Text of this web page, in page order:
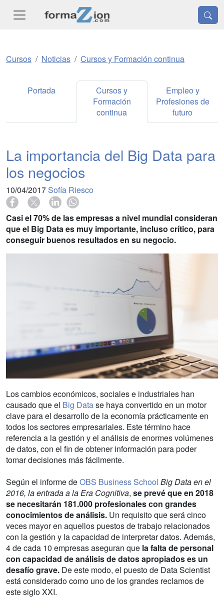
Cursos Noticias Cursos y Formación continua
Portada
Cursos y
Formación
continua
Empleo y
Profesiones de
futuro
La importancia del Big Data para
los negocios
10/04/2017 Sofía Riesco
Casi el 70% de las empresas a nivel mundial consideran
que el Big Data es muy importante, incluso crítico, para
conseguir buenos resultados en su negocio.
Los cambios económicos, sociales e industriales han
causado que el Big Datase haya convertido en un motor
clave para el desarrollo de la economía prácticamente en
todos los sectores empresariales. Este término hace
referencia a la gestión y el análisis de enormes volúmenes
de datos, con el fin de obtener información para poder
tomar decisiones más fácilmente.
Según el informe deOBS Business School Big Data en el
2016, la entrada a la Era Cognitiva, se prevé que en 2018
se necesitarán 181.000 profesionales con grandes
conocimientos de análisis. Un requisito que será cinco
veces mayor en aquellos puestos de trabajo relacionados
con la gestión y la capacidad de interpretar datos. Además,
4 de cada 10 empresas aseguran que la falta de personal
con capacidad de análisis de datos apropiados es un
desafío grave. De este modo, el puesto de Data Scientist
está considerado como uno de los grandes reclamos de
este siglo XXI.